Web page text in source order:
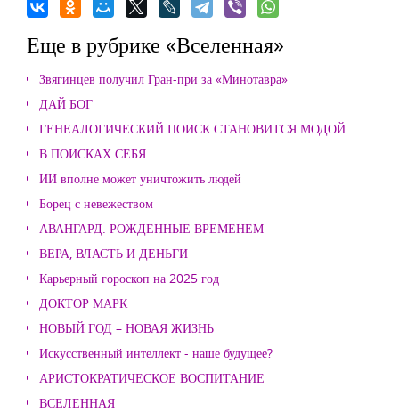
Еще в рубрике «Вселенная»
Звягинцев получил Гран-при за «Минотавра»
ДАЙ БОГ
ГЕНЕАЛОГИЧЕСКИЙ ПОИСК СТАНОВИТСЯ МОДОЙ
В ПОИСКАХ СЕБЯ
ИИ вполне может уничтожить людей
Борец с невежеством
АВАНГАРД. РОЖДЕННЫЕ ВРЕМЕНЕМ
ВЕРА, ВЛАСТЬ И ДЕНЬГИ
Карьерный гороскоп на 2025 год
ДОКТОР МАРК
НОВЫЙ ГОД – НОВАЯ ЖИЗНЬ
Искусственный интеллект - наше будущее?
АРИСТОКРАТИЧЕСКОЕ ВОСПИТАНИЕ
ВСЕЛЕННАЯ